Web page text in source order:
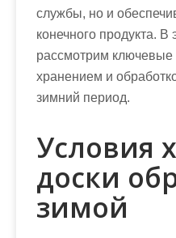
службы, но и
конечного продукта. В
рассмотрим ключевые
хранением и
зимний период.
Условия
доски
зимой